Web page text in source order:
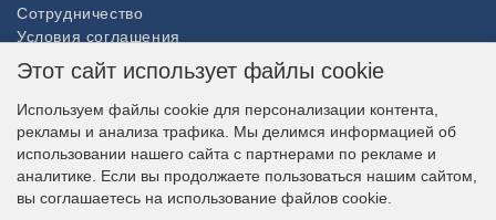
Сотрудничество
Условия соглашения
Возврат товара
Партнёры
НАШ МАГАЗИН В СОЦСЕТЯХ
Этот сайт использует файлы cookie
Используем файлы cookie для персонализации контента,
рекламы и анализа трафика. Мы делимся информацией об
использовании нашего сайта с партнерами по рекламе и
аналитике. Если вы продолжаете пользоваться нашим сайтом,
вы соглашаетесь на использование файлов cookie.